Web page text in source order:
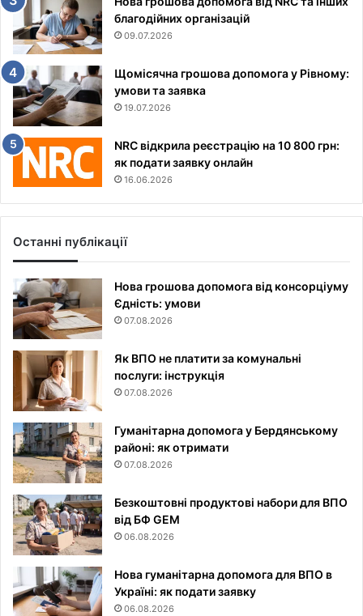
благодійних організацій
09.07.2026
Щомісячна грошова допомога у Рівному:
умови та заявка
19.07.2026
NRC відкрила реєстрацію на 10 800 грн:
як подати заявку онлайн
16.06.2026
Останні публікації
Нова грошова допомога від консорціуму
Єдність: умови
07.08.2026
Як ВПО не платити за комунальні
послуги: інструкція
07.08.2026
Гуманітарна допомога у Бердянському
районі: як отримати
07.08.2026
Безкоштовні продуктові набори для ВПО
від БФ GEM
06.08.2026
Нова гуманітарна допомога для ВПО в
Україні: як подати заявку
06.08.2026